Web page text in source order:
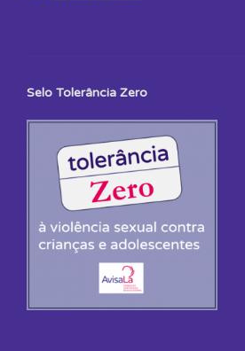
Selo Tolerância Zero